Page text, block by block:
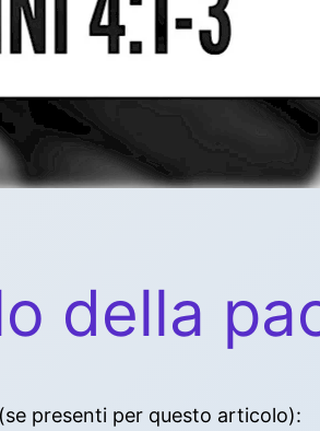
della
presenti per questo articolo):